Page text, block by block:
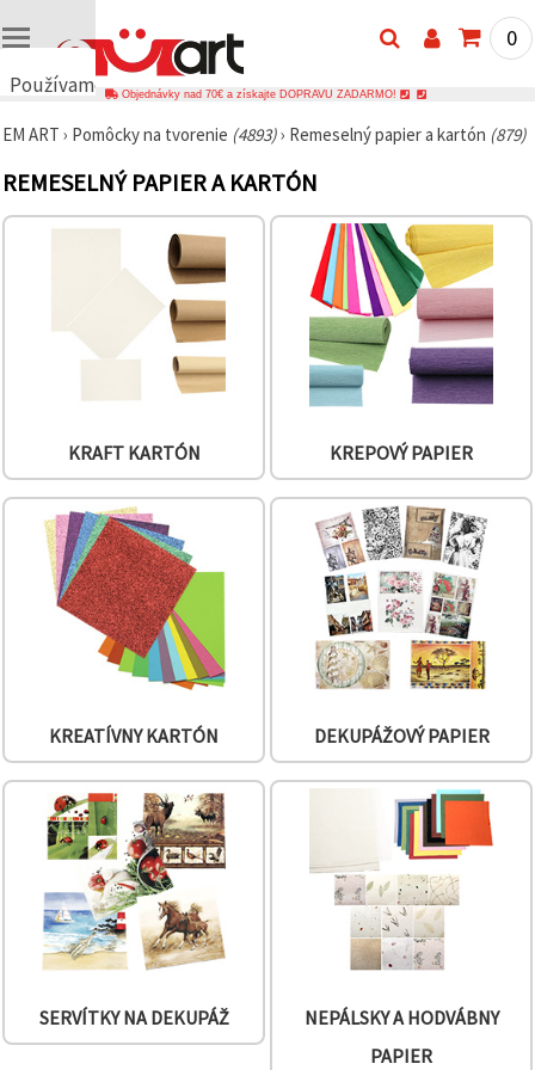
Používame
🍪
cookies a
technológie,
stránky,
analyzovali
relevantnejší
obsah a
reklamu, aj
s pomocou
partnerov
súhlasiť s
používaním
všetkých
súborov
kliknutím
na "Prijať
všetky!"
môžete
uviesť svoje
preferencie
Nastaveniach
daného
súborov
0
Objednávky nad 70€ a získajte DOPRAVU ZADARMO!
EM ART › Pomôcky na tvorenie (4893)› Remeselný papier a kartón (879)
REMESELNÝ PAPIER A KARTÓN
KRAFT KARTÓN KREPOVÝ PAPIER
KREATÍVNY KARTÓN DEKUPÁŽOVÝ PAPIER
SERVÍTKY NA DEKUPÁŽ
NEPÁLSKY A HODVÁBNY
PAPIER